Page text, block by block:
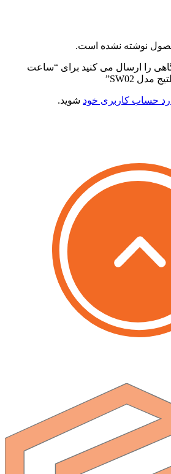
نوشته نشده است.
را ارسال می کنید برای “ساعت
حساب کاربری خودشوید.